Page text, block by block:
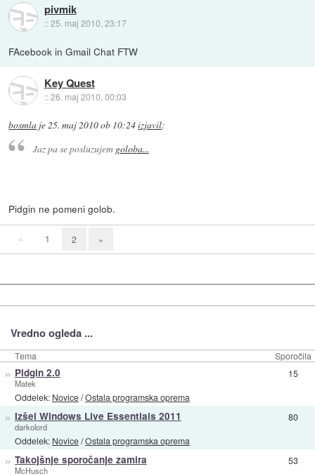
pivmik
::25. maj 2010, 23:17
FAcebook in Gmail Chat FTW
Key Quest
::26. maj 2010, 00:03
bosmla je25. maj 2010 ob 10:24izjavil:
Jaz pa se posluzujem goloba...
Pidgin ne pomeni golob.
« 1 2 »
Vredno ogleda ...
Tema Sporočila
» Pidgin 2.0
Matek
Oddelek: Novice/Ostala programska oprema
15
» Izšel Windows Live Essentials 2011
darkolord
Oddelek: Novice/Ostala programska oprema
80
» Takojšnje sporočanje zamira
McHusch
53